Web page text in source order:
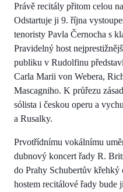
Právě recitály přitom celou
Odstartuje ji 9. října
tenoristy Pavla Černocha s
Pravidelný host
publiku v Rudolfinu
Carla Marii von Webera,
Mascagniho. K průřezu
sólista i českou operu a
a Rusalky.
Prvotřídnímu vokálnímu
dubnový koncert řady R.
do Prahy Schubertův
hostem recitálové řady bude